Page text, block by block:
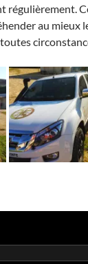
régulièrement.
au mieux